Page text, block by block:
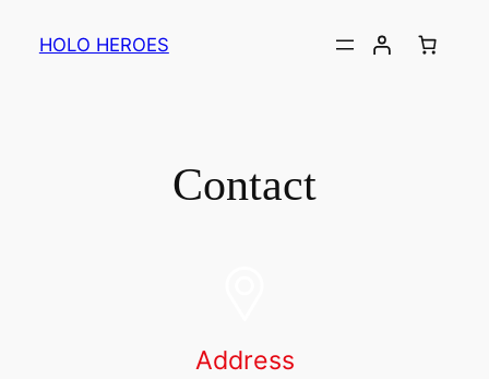
HOLO HEROES
Contact
Address